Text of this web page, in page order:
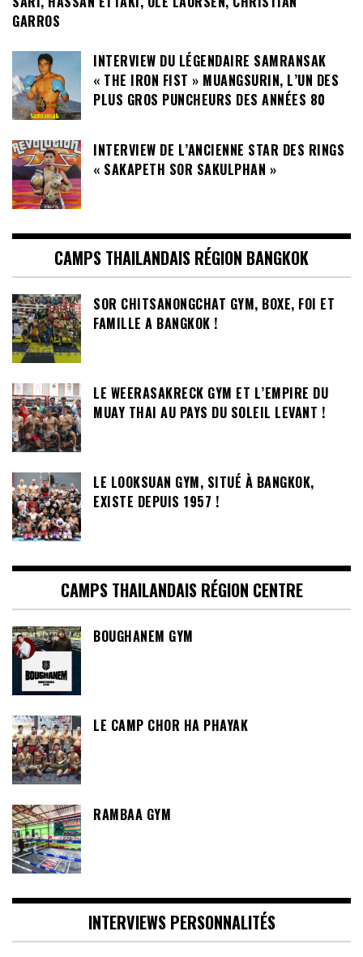
GARROS
INTERVIEW DU LÉGENDAIRE SAMRANSAK
« THE IRON FIST » MUANGSURIN, L’UN DES
PLUS GROS PUNCHEURS DES ANNÉES 80
INTERVIEW DE L’ANCIENNE STAR DES RINGS
« SAKAPETH SOR SAKULPHAN »
CAMPS THAILANDAIS RÉGION BANGKOK
SOR CHITSANONGCHAT GYM, BOXE, FOI ET
FAMILLE A BANGKOK !
LE WEERASAKRECK GYM ET L’EMPIRE DU
MUAY THAI AU PAYS DU SOLEIL LEVANT !
LE LOOKSUAN GYM, SITUÉ À BANGKOK,
EXISTE DEPUIS 1957 !
CAMPS THAILANDAIS RÉGION CENTRE
BOUGHANEM GYM
LE CAMP CHOR HA PHAYAK
RAMBAA GYM
INTERVIEWS PERSONNALITÉS